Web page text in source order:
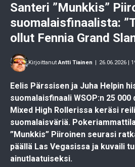
Santeri ”Munkkis”
suomalaisfinaalista:
ollut Fennia Grand
KirjoittanutAntti Tiainen | 26.06.2026 |
Eelis Pärssisen ja Juha Helpin
suomalaisfinaali WSOP:n 25 000
Mixed High Rollerissa keräsi
suomalaisväriä.
”Munkkis” Piiroinen seurasi
päällä Las Vegasissa ja kuvaili
ainutlaatuiseksi.